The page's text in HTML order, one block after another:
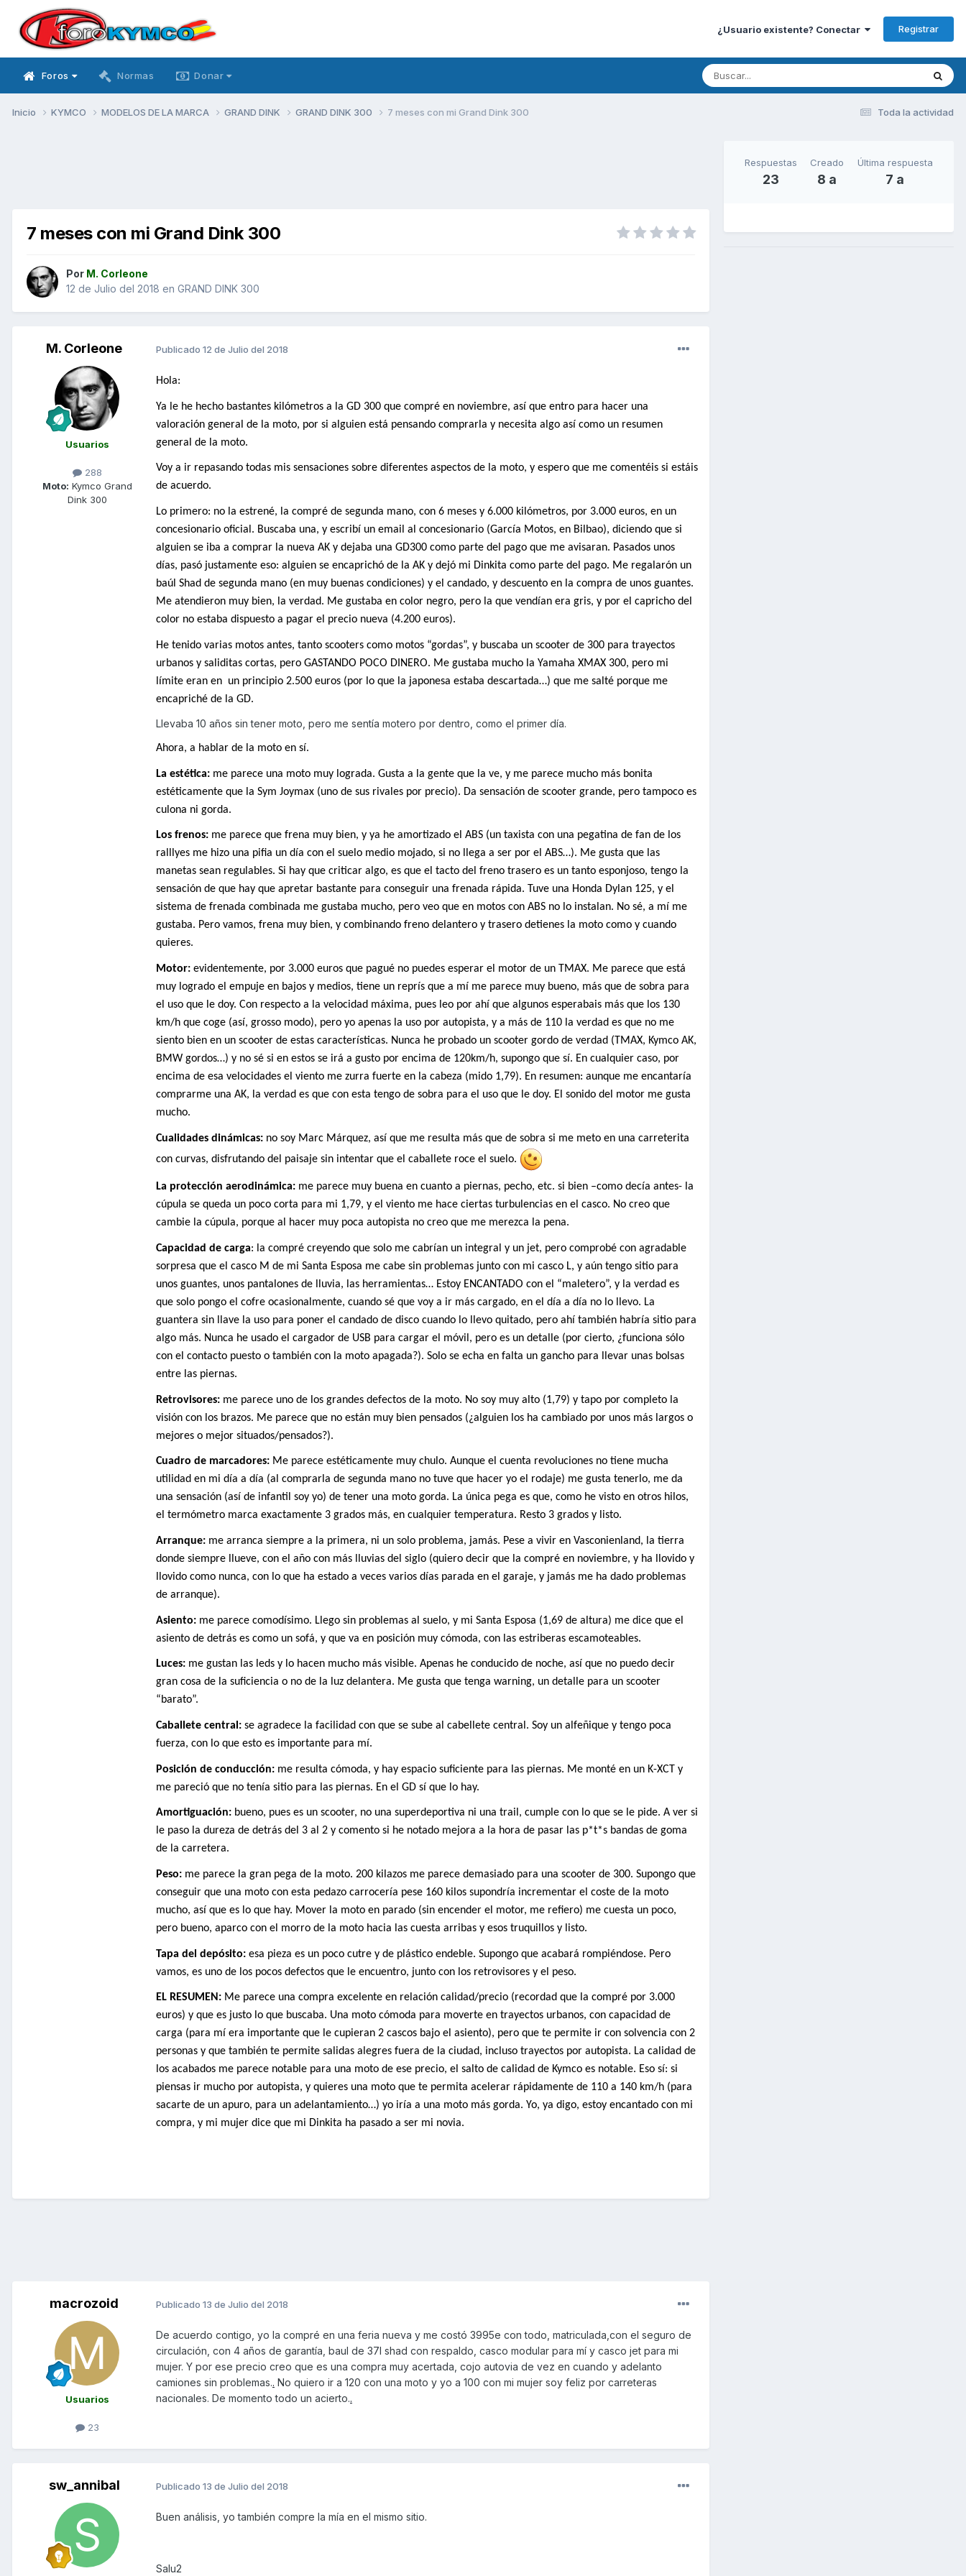
¿Usuario existente? Conectar Registrar
Foros Normas Donar
Toda la actividad
Inicio KYMCO MODELOS DE LA MARCA GRAND DINK GRAND DINK 300 7 meses con mi Grand Dink 300
7 meses con mi Grand Dink 300
Por M. Corleone
12 de Julio del 2018 en GRAND DINK 300
M. Corleone
Usuarios
288
Moto: Kymco Grand
Dink 300
Publicado 12 de Julio del 2018
Hola:
Ya le he hecho bastantes kilómetros a la GD 300 que compré en noviembre, así que entro para hacer una
valoración general de la moto, por si alguien está pensando comprarla y necesita algo así como un resumen
general de la moto.
Voy a ir repasando todas mis sensaciones sobre diferentes aspectos de la moto, y espero que me comentéis si estáis
de acuerdo.
Lo primero: no la estrené, la compré de segunda mano, con 6 meses y 6.000 kilómetros, por 3.000 euros, en un
concesionario oficial. Buscaba una, y escribí un email al concesionario (García Motos, en Bilbao), diciendo que si
alguien se iba a comprar la nueva AK y dejaba una GD300 como parte del pago que me avisaran. Pasados unos
días, pasó justamente eso: alguien se encaprichó de la AK y dejó mi Dinkita como parte del pago. Me regalarón un
baúl Shad de segunda mano (en muy buenas condiciones) y el candado, y descuento en la compra de unos guantes.
Me atendieron muy bien, la verdad. Me gustaba en color negro, pero la que vendían era gris, y por el capricho del
color no estaba dispuesto a pagar el precio nueva (4.200 euros).
He tenido varias motos antes, tanto scooters como motos “gordas”, y buscaba un scooter de 300 para trayectos
urbanos y saliditas cortas, pero GASTANDO POCO DINERO. Me gustaba mucho la Yamaha XMAX 300, pero mi
límite eran en un principio 2.500 euros (por lo que la japonesa estaba descartada…) que me salté porque me
encapriché de la GD.
Llevaba 10 años sin tener moto, pero me sentía motero por dentro, como el primer día.
Ahora, a hablar de la moto en sí.
La estética: me parece una moto muy lograda. Gusta a la gente que la ve, y me parece mucho más bonita
estéticamente que la Sym Joymax (uno de sus rivales por precio). Da sensación de scooter grande, pero tampoco es
culona ni gorda.
Los frenos: me parece que frena muy bien, y ya he amortizado el ABS (un taxista con una pegatina de fan de los
ralllyes me hizo una pifia un día con el suelo medio mojado, si no llega a ser por el ABS…). Me gusta que las
manetas sean regulables. Si hay que criticar algo, es que el tacto del freno trasero es un tanto esponjoso, tengo la
sensación de que hay que apretar bastante para conseguir una frenada rápida. Tuve una Honda Dylan 125, y el
sistema de frenada combinada me gustaba mucho, pero veo que en motos con ABS no lo instalan. No sé, a mí me
gustaba. Pero vamos, frena muy bien, y combinando freno delantero y trasero detienes la moto como y cuando
quieres.
Motor: evidentemente, por 3.000 euros que pagué no puedes esperar el motor de un TMAX. Me parece que está
muy logrado el empuje en bajos y medios, tiene un reprís que a mí me parece muy bueno, más que de sobra para
el uso que le doy. Con respecto a la velocidad máxima, pues leo por ahí que algunos esperabais más que los 130
km/h que coge (así, grosso modo), pero yo apenas la uso por autopista, y a más de 110 la verdad es que no me
siento bien en un scooter de estas características. Nunca he probado un scooter gordo de verdad (TMAX, Kymco AK,
BMW gordos…) y no sé si en estos se irá a gusto por encima de 120km/h, supongo que sí. En cualquier caso, por
encima de esa velocidades el viento me zurra fuerte en la cabeza (mido 1,79). En resumen: aunque me encantaría
comprarme una AK, la verdad es que con esta tengo de sobra para el uso que le doy. El sonido del motor me gusta
mucho.
Cualidades dinámicas: no soy Marc Márquez, así que me resulta más que de sobra si me meto en una carreterita
con curvas, disfrutando del paisaje sin intentar que el caballete roce el suelo.
La protección aerodinámica: me parece muy buena en cuanto a piernas, pecho, etc. si bien –como decía antes- la
cúpula se queda un poco corta para mi 1,79, y el viento me hace ciertas turbulencias en el casco. No creo que
cambie la cúpula, porque al hacer muy poca autopista no creo que me merezca la pena.
Capacidad de carga: la compré creyendo que solo me cabrían un integral y un jet, pero comprobé con agradable
sorpresa que el casco M de mi Santa Esposa me cabe sin problemas junto con mi casco L, y aún tengo sitio para
unos guantes, unos pantalones de lluvia, las herramientas… Estoy ENCANTADO con el “maletero”, y la verdad es
que solo pongo el cofre ocasionalmente, cuando sé que voy a ir más cargado, en el día a día no lo llevo. La
guantera sin llave la uso para poner el candado de disco cuando lo llevo quitado, pero ahí también habría sitio para
algo más. Nunca he usado el cargador de USB para cargar el móvil, pero es un detalle (por cierto, ¿funciona sólo
con el contacto puesto o también con la moto apagada?). Solo se echa en falta un gancho para llevar unas bolsas
entre las piernas.
Retrovisores: me parece uno de los grandes defectos de la moto. No soy muy alto (1,79) y tapo por completo la
visión con los brazos. Me parece que no están muy bien pensados (¿alguien los ha cambiado por unos más largos o
mejores o mejor situados/pensados?).
Cuadro de marcadores: Me parece estéticamente muy chulo. Aunque el cuenta revoluciones no tiene mucha
utilidad en mi día a día (al comprarla de segunda mano no tuve que hacer yo el rodaje) me gusta tenerlo, me da
una sensación (así de infantil soy yo) de tener una moto gorda. La única pega es que, como he visto en otros hilos,
el termómetro marca exactamente 3 grados más, en cualquier temperatura. Resto 3 grados y listo.
Arranque: me arranca siempre a la primera, ni un solo problema, jamás. Pese a vivir en Vasconienland, la tierra
donde siempre llueve, con el año con más lluvias del siglo (quiero decir que la compré en noviembre, y ha llovido y
llovido como nunca, con lo que ha estado a veces varios días parada en el garaje, y jamás me ha dado problemas
de arranque).
Asiento: me parece comodísimo. Llego sin problemas al suelo, y mi Santa Esposa (1,69 de altura) me dice que el
asiento de detrás es como un sofá, y que va en posición muy cómoda, con las estriberas escamoteables.
Luces: me gustan las leds y lo hacen mucho más visible. Apenas he conducido de noche, así que no puedo decir
gran cosa de la suficiencia o no de la luz delantera. Me gusta que tenga warning, un detalle para un scooter
“barato”.
Caballete central: se agradece la facilidad con que se sube al cabellete central. Soy un alfeñique y tengo poca
fuerza, con lo que esto es importante para mí.
Posición de conducción: me resulta cómoda, y hay espacio suficiente para las piernas. Me monté en un K-XCT y
me pareció que no tenía sitio para las piernas. En el GD sí que lo hay.
Amortiguación: bueno, pues es un scooter, no una superdeportiva ni una trail, cumple con lo que se le pide. A ver si
le paso la dureza de detrás del 3 al 2 y comento si he notado mejora a la hora de pasar las p*t*s bandas de goma
de la carretera.
Peso: me parece la gran pega de la moto. 200 kilazos me parece demasiado para una scooter de 300. Supongo que
conseguir que una moto con esta pedazo carrocería pese 160 kilos supondría incrementar el coste de la moto
mucho, así que es lo que hay. Mover la moto en parado (sin encender el motor, me refiero) me cuesta un poco,
pero bueno, aparco con el morro de la moto hacia las cuesta arribas y esos truquillos y listo.
Tapa del depósito: esa pieza es un poco cutre y de plástico endeble. Supongo que acabará rompiéndose. Pero
vamos, es uno de los pocos defectos que le encuentro, junto con los retrovisores y el peso.
EL RESUMEN: Me parece una compra excelente en relación calidad/precio (recordad que la compré por 3.000
euros) y que es justo lo que buscaba. Una moto cómoda para moverte en trayectos urbanos, con capacidad de
carga (para mí era importante que le cupieran 2 cascos bajo el asiento), pero que te permite ir con solvencia con 2
personas y que también te permite salidas alegres fuera de la ciudad, incluso trayectos por autopista. La calidad de
los acabados me parece notable para una moto de ese precio, el salto de calidad de Kymco es notable. Eso sí: si
piensas ir mucho por autopista, y quieres una moto que te permita acelerar rápidamente de 110 a 140 km/h (para
sacarte de un apuro, para un adelantamiento…) yo iría a una moto más gorda. Yo, ya digo, estoy encantado con mi
compra, y mi mujer dice que mi Dinkita ha pasado a ser mi novia.
macrozoid
Usuarios
23
Publicado 13 de Julio del 2018
De acuerdo contigo, yo la compré en una feria nueva y me costó 3995e con todo, matriculada,con el seguro de
circulación, con 4 años de garantía, baul de 37l shad con respaldo, casco modular para mí y casco jet para mi
mujer. Y por ese precio creo que es una compra muy acertada, cojo autovia de vez en cuando y adelanto
camiones sin problemas.. No quiero ir a 120 con una moto y yo a 100 con mi mujer soy feliz por carreteras
nacionales. De momento todo un acierto..
sw_annibal Publicado 13 de Julio del 2018
Buen análisis, yo también compre la mía en el mismo sitio.
Salu2
Respuestas
23
Creado
8 a
Última respuesta
7 a